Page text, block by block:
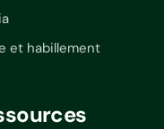
et habillement